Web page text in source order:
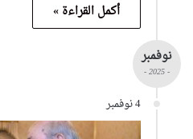
أكمل القراءة »
نوفمبر
- 2025 -
4 نوفمبر